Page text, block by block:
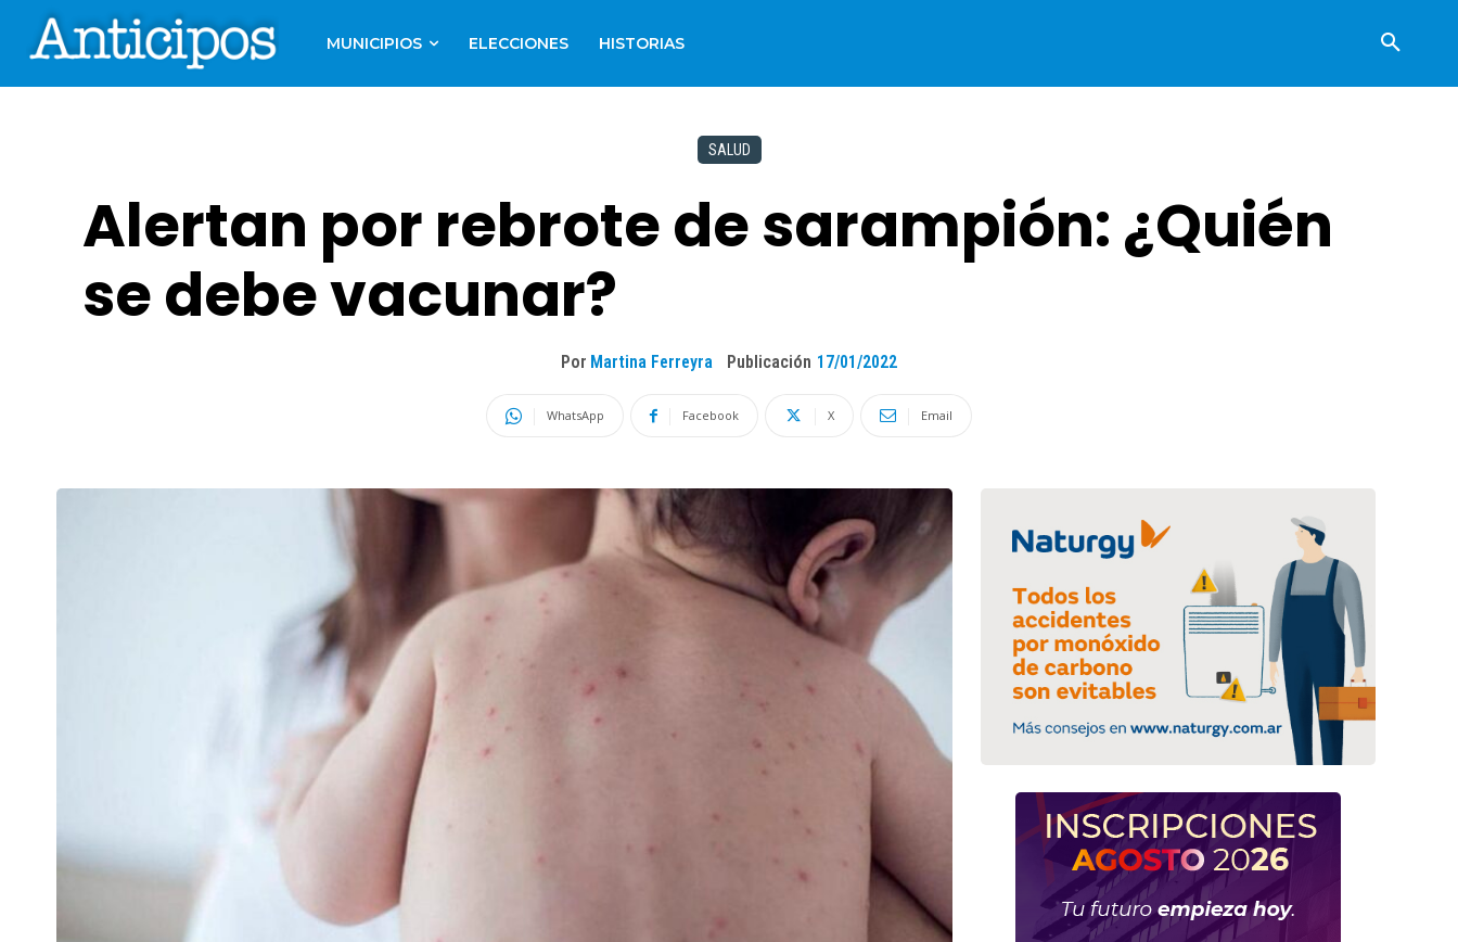
MUNICIPIOS ELECCIONES HISTORIAS
SALUD
Alertan por rebrote de sarampión: ¿Quién
se debe vacunar?
Por Martina Ferreyra Publicación 17/01/2022
WhatsApp Facebook X Email